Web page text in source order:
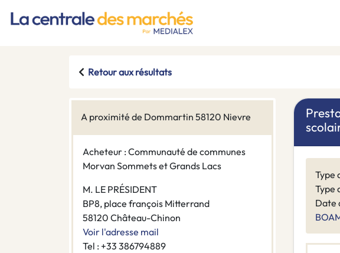
Retour aux résultats
A proximité de Dommartin 58120 Nievre
Acheteur : Communauté de communes
Morvan Sommets et Grands Lacs
M. LE PRÉSIDENT
BP8, place françois Mitterrand
58120 Château-Chinon
Voir l'adresse mail
Tel : +33 386794889
Type
Type
Date